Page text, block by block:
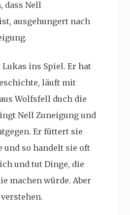
dass Nell
ausgehungert nach
ins Spiel. Er hat
läuft mit
Wolfsfell duch die
Nell Zuneigung und
Er füttert sie
und so handelt sie oft
und tut Dinge, die
machen würde. Aber